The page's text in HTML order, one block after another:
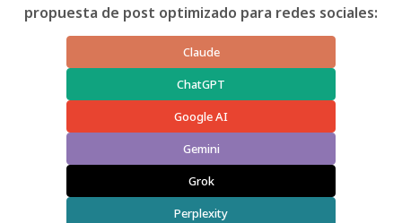
propuesta de post optimizado para redes sociales:
Claude
ChatGPT
Google AI
Gemini
Grok
Perplexity